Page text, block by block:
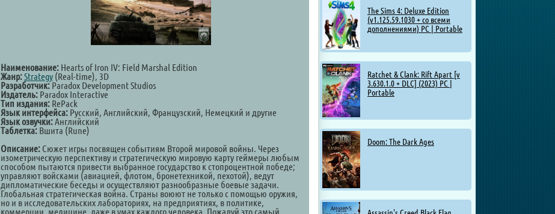
The Sims 4: Deluxe Edition
(v1.125.59.1030 + со всеми
дополнениями) PC | Portable
Ratchet & Clank: Rift Apart [v
3.630.1.0 + DLC] (2023) PC |
Portable
Doom: The Dark Ages
Наименование: Hearts of Iron IV: Field Marshal Edition
Жанр:Strategy (Real-time), 3D
Разработчик:Paradox Development Studios
Издатель: Paradox Interactive
Тип издания: RePack
Язык интерфейса: Русский, Английский, Французский, Немецкий и другие
Язык озвучки:Английский
Таблетка: Вшита (Rune)
Описание: Сюжет игры посвящен событиям Второй мировой войны. Через
изометрическую перспективу и стратегическую мировую карту геймеры любым
способом пытаются привести выбранное государство к стопроцентной победе;
управляют войсками (авиацией, флотом, бронетехникой, пехотой), ведут
дипломатические беседы и осуществляют разнообразные боевые задачи.
Глобальная стратегическая война. Страны воюют не только с помощью оружия,
но и в исследовательских лабораториях, на предприятиях, в политике,
коммерции, медицине, даже в умах каждого человека. Пожалуй это самый